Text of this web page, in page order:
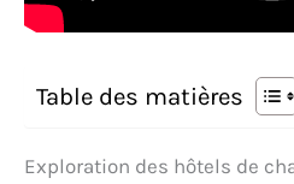
Table des matières
Exploration des hôtels de